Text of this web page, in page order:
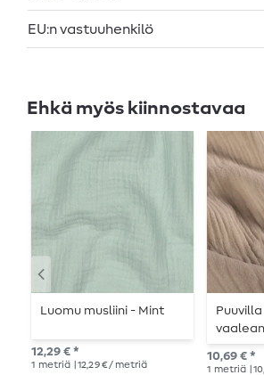
EU:n vastuuhenkilö
Ehkä myös kiinnostavaa
Luomu musliini - Mint
12,29 € *
1 metriä | 12,29 € / metriä
10,69 € *
1 metriä |